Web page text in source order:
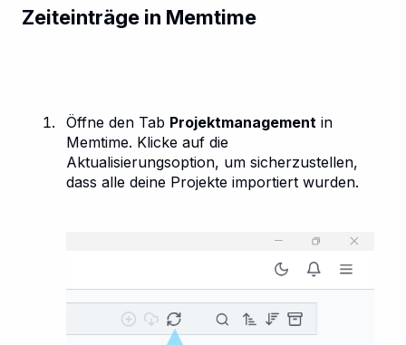
Zeiteinträge in Memtime
Öffne den Tab Projektmanagement in
Memtime. Klicke auf die
Aktualisierungsoption, um sicherzustellen,
dass alle deine Projekte importiert wurden.